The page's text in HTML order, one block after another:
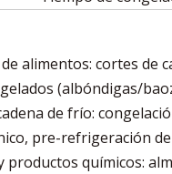
alimentos: cortes de
(albóndigas/
de frío:
pre-refrigeración
productos químicos: